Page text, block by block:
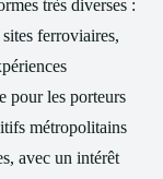
très diverses :
ferroviaires,
pour les porteurs
métropolitains
avec un intérêt